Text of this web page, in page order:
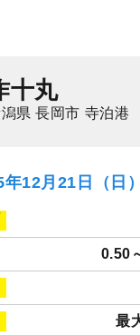
十丸
県 長岡市 寺泊港
12月21日（日
0.50
最